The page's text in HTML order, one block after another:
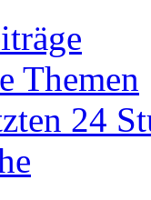
Themen
24